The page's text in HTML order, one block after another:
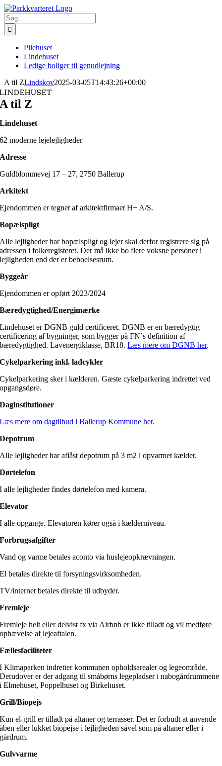
Skip
to
content
Søg
efter:
Pilehuset
Lindehuset
Ledige boliger til genudlejning
A til ZLindskov2025-03-05T14:43:26+00:00
LINDEHUSET
A til Z
Lindehuset
62 moderne lejelejligheder
Adresse
Guldblommevej 17 – 27, 2750 Ballerup
Arkitekt
Ejendommen er tegnet af arkitektfirmaet H+ A/S.
Bopælspligt
Alle lejligheder har bopælspligt og lejer skal derfor registrere sig på
adressen i folkeregisteret. Der må ikke bo flere voksne personer i
lejligheden end der er beboelsesrum.
Byggeår
Ejendommen er opført 2023/2024
Bæredygtighed/Energimærke
Lindehuset er DGNB guld certificeret. DGNB er en bæredygtig
certificering af bygninger, som bygger på FN´s definition af
bæredygtighed. Lavenergiklasse, BR18.Læs mere om DGNB her.
Cykelparkering inkl. ladcykler
Cykelparkering sker i kælderen. Gæste cykelparkering indrettet ved
opgangsdøre.
Daginstitutioner
Læs mere om dagtilbud i Ballerup Kommune her.
Depotrum
Alle lejligheder har aflåst depotrum på 3 m2 i opvarmet kælder.
Dørtelefon
I alle lejligheder findes dørtelefon med kamera.
Elevator
I alle opgange. Elevatoren kører også i kælderniveau.
Forbrugsafgifter
Vand og varme betales aconto via huslejeopkrævningen.
El betales direkte til forsyningsvirksomheden.
TV/internet betales direkte til udbyder.
Fremleje
Fremleje helt eller delvist fx via Airbnb er ikke tilladt og vil medføre
ophævelse af lejeaftalen.
Fællesfaciliteter
I Klimaparken indretter kommunen opholdsarealer og legeområde.
Derudover er der adgang til småbørns legepladser i nabogårdrummene
i Elmehuset, Poppelhuset og Birkehuset.
Grill/Biopejs
Kun el-grill er tilladt på altaner og terrasser. Det er forbudt at anvende
åben eller lukket biopejse i lejligheden såvel som på altaner eller i
gårdrum.
Gulvvarme